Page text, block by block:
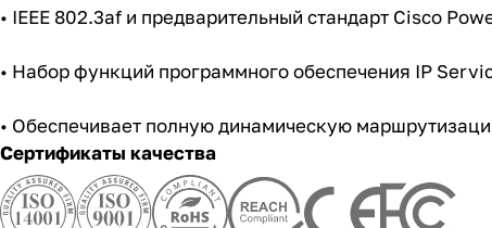
• IEEE 802.3af и предварительный стандарт Cisco
• Набор функций программного обеспечения IP
• Обеспечивает полную динамическую
Сертификаты качества